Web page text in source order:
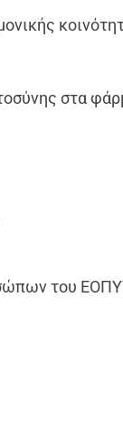
στα
του